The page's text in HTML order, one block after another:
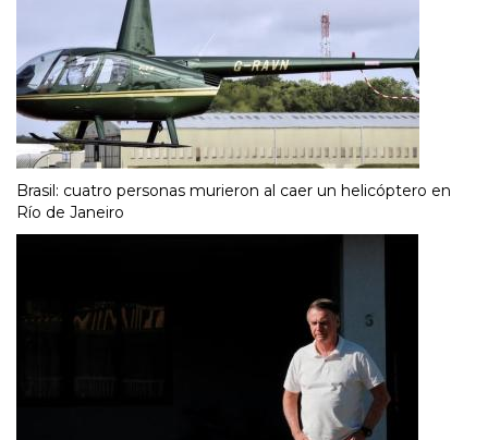
Brasil: cuatro personas murieron al caer un helicóptero en
Río de Janeiro